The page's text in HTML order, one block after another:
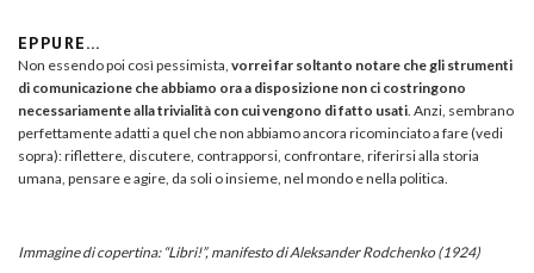
EPPURE…
Non essendo poi così pessimista, vorrei far soltanto notare che gli strumenti
di comunicazione che abbiamo ora a disposizione non ci costringono
necessariamente alla trivialità con cui vengono di fatto usati . Anzi, sembrano
perfettamente adatti a quel che non abbiamo ancora ricominciato a fare (vedi
sopra): riflettere, discutere, contrapporsi, confrontare, riferirsi alla storia
umana, pensare e agire, da soli o insieme, nel mondo e nella politica.
Immagine di copertina: “Libri!”, manifesto di Aleksander Rodchenko (1924)